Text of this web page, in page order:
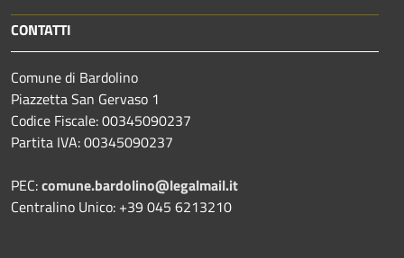
CONTATTI
Comune di Bardolino
Piazzetta San Gervaso 1
Codice Fiscale: 00345090237
Partita IVA: 00345090237
PEC:comune.bardolino@legalmail.it
Centralino Unico: +39 045 6213210